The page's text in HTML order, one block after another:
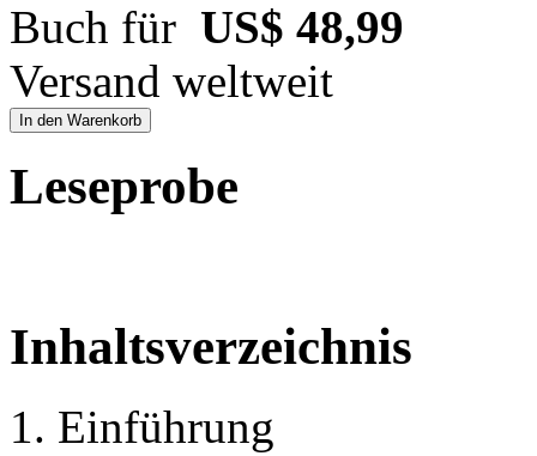
Buch für US$ 48,99
Versand weltweit
In den Warenkorb
Leseprobe
Inhaltsverzeichnis
1. Einführung